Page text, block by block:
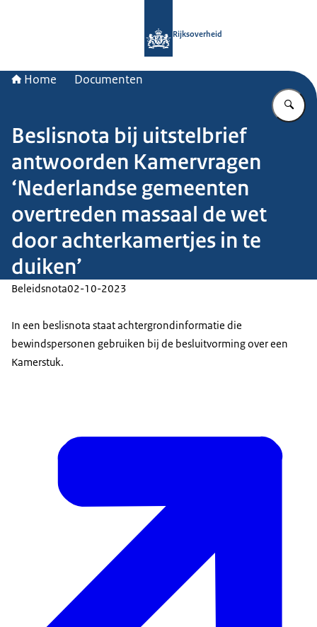
Rijksoverheid
Home Documenten
Beslisnota bij uitstelbrief
antwoorden Kamervragen
‘Nederlandse gemeenten
overtreden massaal de wet
door achterkamertjes in te
duiken’
Beleidsnota02-10-2023
In een beslisnota staat achtergrondinformatie die
bewindspersonen gebruiken bij de besluitvorming over een
Kamerstuk.